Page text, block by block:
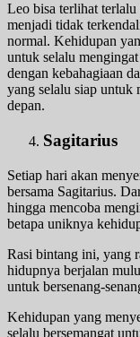
Leo bisa terlihat terlalu
menjadi tidak
normal. Kehidupan
untuk selalu
dengan kebahagiaan
yang selalu siap untuk
depan.
Sagitarius
Setiap hari akan
bersama Sagitarius.
hingga mencoba
betapa uniknya
Rasi bintang ini, yang
hidupnya berjalan
untuk bersenang-
Kehidupan yang
selalu bersemangat